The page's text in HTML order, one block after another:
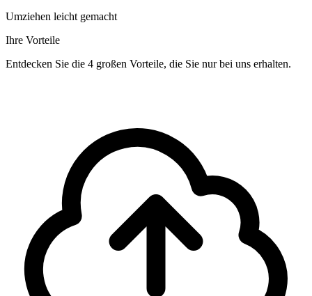
Umziehen leicht gemacht
Ihre Vorteile
Entdecken Sie die 4 großen Vorteile, die Sie nur bei uns erhalten.